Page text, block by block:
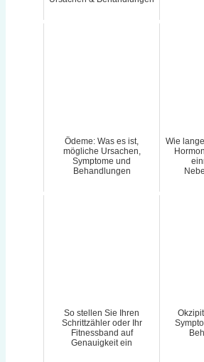
Ödeme: Was es ist,
mögliche Ursachen,
Symptome und
Behandlungen
Wie
So stellen Sie Ihren
Schrittzähler oder Ihr
Fitnessband auf
Genauigkeit ein